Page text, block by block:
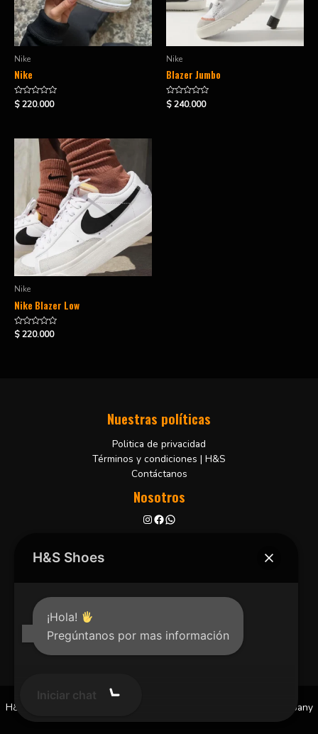
Nike
Nike
Valorado
en
$220.000
Nike
Blazer Jumbo
Valorado
en
$240.000
Nike
Nike Blazer Low
Valorado
en
$220.000
Nuestras políticas
Politica de privacidad
Términos y condiciones | H&S
Contáctanos
Nosotros
H&S Shoes © 2026 | Diseñado y desarrollado por Cloude Company
H&S Shoes
¡Hola!
Pregúntanos por mas información
Iniciar chat